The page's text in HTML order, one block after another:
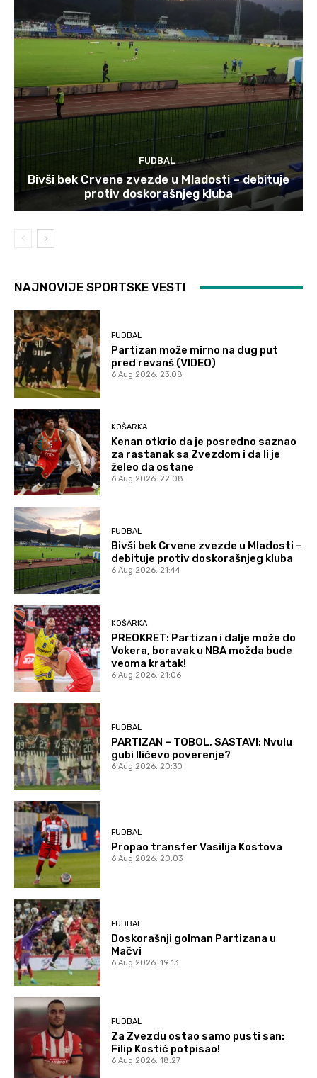
FUDBAL
Bivši bek Crvene zvezde u Mladosti – debituje
protiv doskorašnjeg kluba
NAJNOVIJE SPORTSKE VESTI
FUDBAL
Partizan može mirno na dug put
pred revanš (VIDEO)
6 Aug 2026. 23:08
KOŠARKA
Kenan otkrio da je posredno saznao
za rastanak sa Zvezdom i da li je
želeo da ostane
6 Aug 2026. 22:08
FUDBAL
Bivši bek Crvene zvezde u Mladosti –
debituje protiv doskorašnjeg kluba
6 Aug 2026. 21:44
KOŠARKA
PREOKRET: Partizan i dalje može do
Vokera, boravak u NBA možda bude
veoma kratak!
6 Aug 2026. 21:06
FUDBAL
PARTIZAN – TOBOL, SASTAVI: Nvulu
gubi Ilićevo poverenje?
6 Aug 2026. 20:30
FUDBAL
Propao transfer Vasilija Kostova
6 Aug 2026. 20:03
FUDBAL
Doskorašnji golman Partizana u
Mačvi
6 Aug 2026. 19:13
FUDBAL
Za Zvezdu ostao samo pusti san:
Filip Kostić potpisao!
6 Aug 2026. 18:27